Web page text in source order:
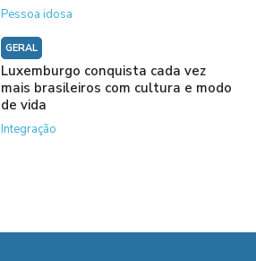
Pessoa idosa
GERAL
Luxemburgo conquista cada vez
mais brasileiros com cultura e modo
de vida
Integração